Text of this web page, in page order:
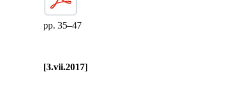
pp. 35–47
[3.vii.2017]